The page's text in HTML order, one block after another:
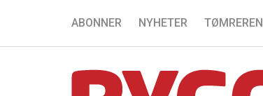
ABONNER NYHETER TØMREREN